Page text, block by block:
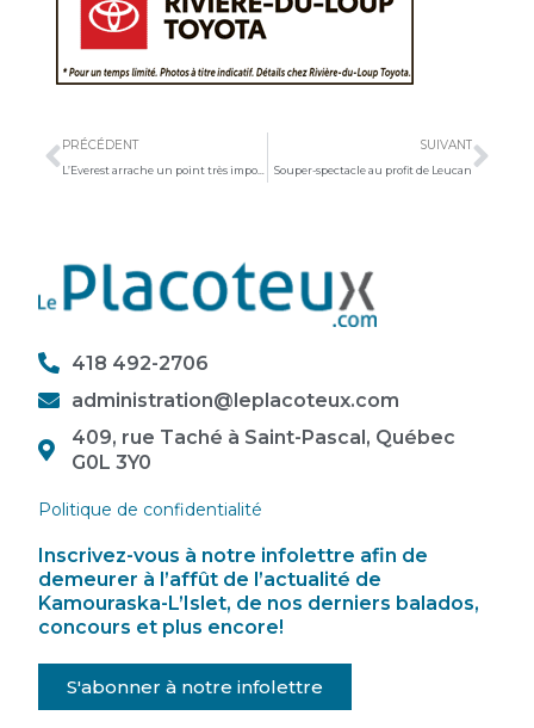
PRÉCÉDENT
L’Everest arrache un point très important
SUIVANT
Souper-spectacle au profit de Leucan
418 492-2706
administration@leplacoteux.com
409, rue Taché à Saint-Pascal, Québec
G0L 3Y0
Politique de confidentialité
Inscrivez-vous à notre infolettre afin de
demeurer à l’affût de l’actualité de
Kamouraska-L’Islet, de nos derniers balados,
concours et plus encore!
S'abonner à notre infolettre